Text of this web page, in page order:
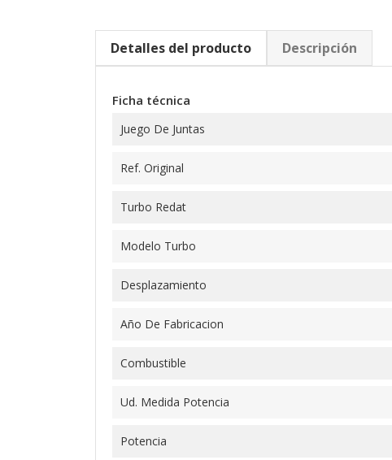
Detalles del producto Descripción
Ficha técnica
Juego De Juntas
Ref. Original
Turbo Redat
Modelo Turbo
Desplazamiento
Año De Fabricacion
Combustible
Ud. Medida Potencia
Potencia